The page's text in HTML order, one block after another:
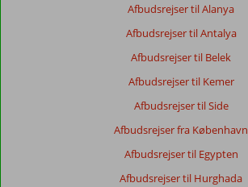
Afbudsrejser til Alanya
Afbudsrejser til Antalya
Afbudsrejser til Belek
Afbudsrejser til Kemer
Afbudsrejser til Side
Afbudsrejser fra København
Afbudsrejser til Egypten
Afbudsrejser til Hurghada